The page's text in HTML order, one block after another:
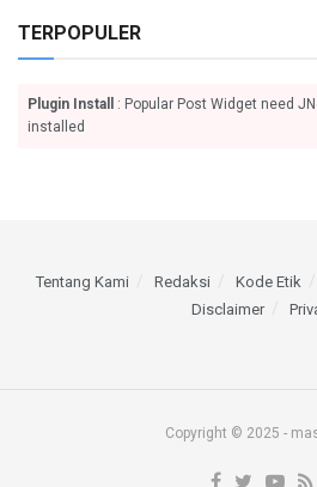
TERPOPULER
Plugin Install
: Popular Post Widget need
installed
Tentang Kami Redaksi Kode Etik
Disclaimer
Copyright © 2025 -